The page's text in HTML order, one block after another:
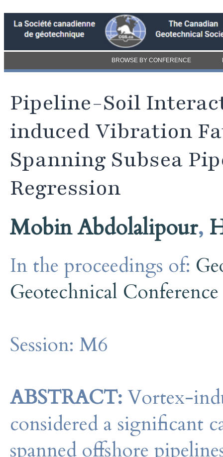
BROWSE BY CONFERENCE
Pipeline-Soil
induced Vibration
Spanning Subsea
Regression
Mobin Abdolalipour,
In the proceedings of:
Geotechnical Conference
Session: M6
ABSTRACT: Vortex-
considered a significant
spanned offshore